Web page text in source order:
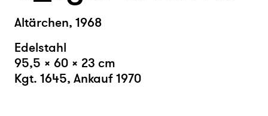
Altärchen, 1968
Edelstahl
95,5 × 60 × 23 cm
Kgt. 1645, Ankauf 1970